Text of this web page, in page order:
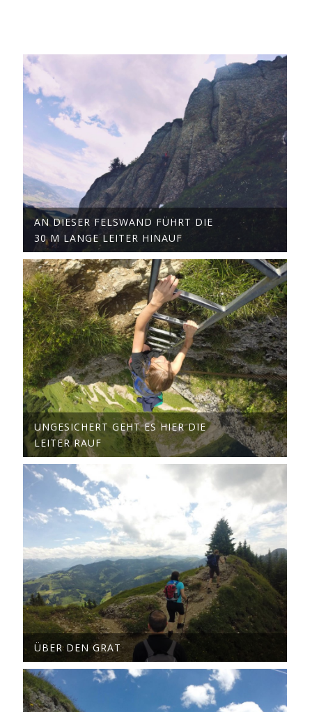
AN DIESER FELSWAND FÜHRT DIE
30 M LANGE LEITER HINAUF
UNGESICHERT GEHT ES HIER DIE
LEITER RAUF
ÜBER DEN GRAT